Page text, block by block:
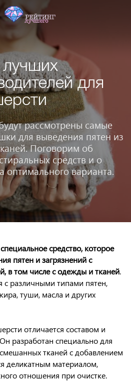
для
рассмотрены самые
для выведения пятен из
Поговорим об
средств и о
оптимального варианта.
средство, которое
пятен и загрязнений с
в том числе с одежды и тканей.
с различными типами пятен,
туши, масла и других
отличается составом и
разработан специально для
тканей с добавлением
деликатным материалом,
отношения при очистке.